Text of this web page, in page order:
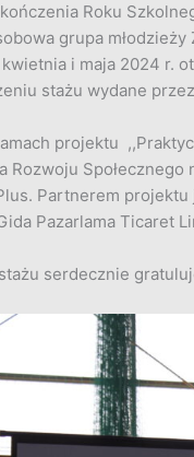
Roku
grupa
i maja 2024 r.
stażu wydane
projektu
Rozwoju
Partnerem
Pazarlama Ticaret
serdecznie